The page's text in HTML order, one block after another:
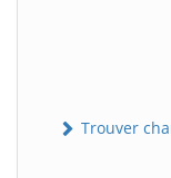
Trouver